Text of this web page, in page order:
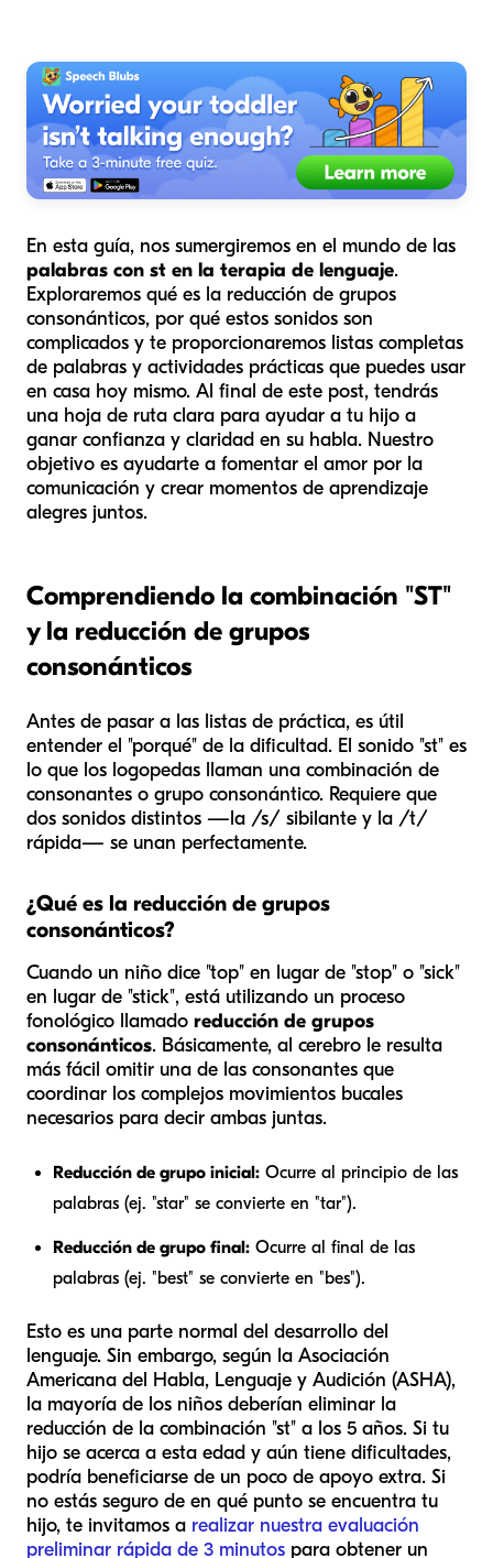
En esta guía, nos sumergiremos en el mundo de las
palabras con st en la terapia de lenguaje.
Exploraremos qué es la reducción de grupos
consonánticos, por qué estos sonidos son
complicados y te proporcionaremos listas completas
de palabras y actividades prácticas que puedes usar
en casa hoy mismo. Al final de este post, tendrás
una hoja de ruta clara para ayudar a tu hijo a
ganar confianza y claridad en su habla. Nuestro
objetivo es ayudarte a fomentar el amor por la
comunicación y crear momentos de aprendizaje
alegres juntos.
Comprendiendo la combinación "ST"
y la reducción de grupos
consonánticos
Antes de pasar a las listas de práctica, es útil
entender el "porqué" de la dificultad. El sonido "st" es
lo que los logopedas llaman una combinación de
consonantes o grupo consonántico. Requiere que
dos sonidos distintos —la /s/ sibilante y la /t/
rápida— se unan perfectamente.
¿Qué es la reducción de grupos
consonánticos?
Cuando un niño dice "top" en lugar de "stop" o "sick"
en lugar de "stick", está utilizando un proceso
fonológico llamado reducción de grupos
consonánticos. Básicamente, al cerebro le resulta
más fácil omitir una de las consonantes que
coordinar los complejos movimientos bucales
necesarios para decir ambas juntas.
Reducción de grupo inicial: Ocurre al principio de las
palabras (ej. "star" se convierte en "tar").
Reducción de grupo final: Ocurre al final de las
palabras (ej. "best" se convierte en "bes").
Esto es una parte normal del desarrollo del
lenguaje. Sin embargo, según la Asociación
Americana del Habla, Lenguaje y Audición (ASHA),
la mayoría de los niños deberían eliminar la
reducción de la combinación "st" a los 5 años. Si tu
hijo se acerca a esta edad y aún tiene dificultades,
podría beneficiarse de un poco de apoyo extra. Si
no estás seguro de en qué punto se encuentra tu
hijo, te invitamos a realizar nuestra evaluación
preliminar rápida de 3 minutos para obtener un